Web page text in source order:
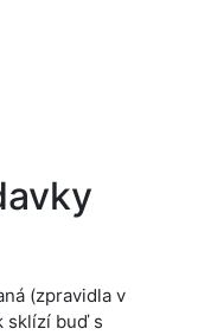
(zpravidla v
sklízí buď s